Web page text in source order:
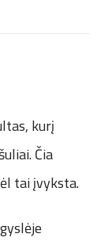
kurį
Čia
tai įvyksta.